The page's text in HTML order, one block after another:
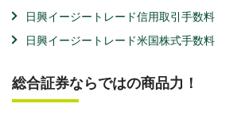
日興イージートレード信用取引手数料
日興イージートレード米国株式手数料
総合証券ならではの商品力！